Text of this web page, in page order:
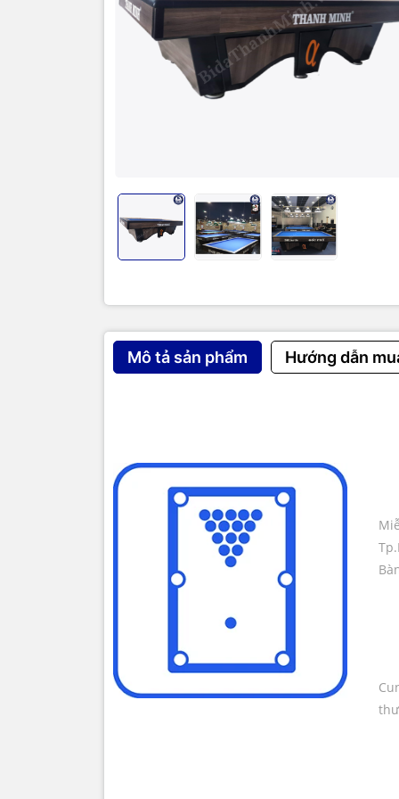
Mô tả sản phẩm Hướng dẫn
Hollywood
Nam
Kích
1650mm
Sử dụng
chịu lực
03 chân
được cố
Hệ thống
trọng của
Hiện tại
rất nhiều
Chúng
phẩm có
thể làm
Khách
của
Hơn nữa,
hoàn